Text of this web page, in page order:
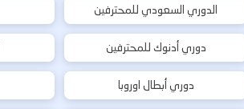
الدوري السعودي للمحترفين
دوري أدنوك للمحترفين
دوري أبطال اوروبا